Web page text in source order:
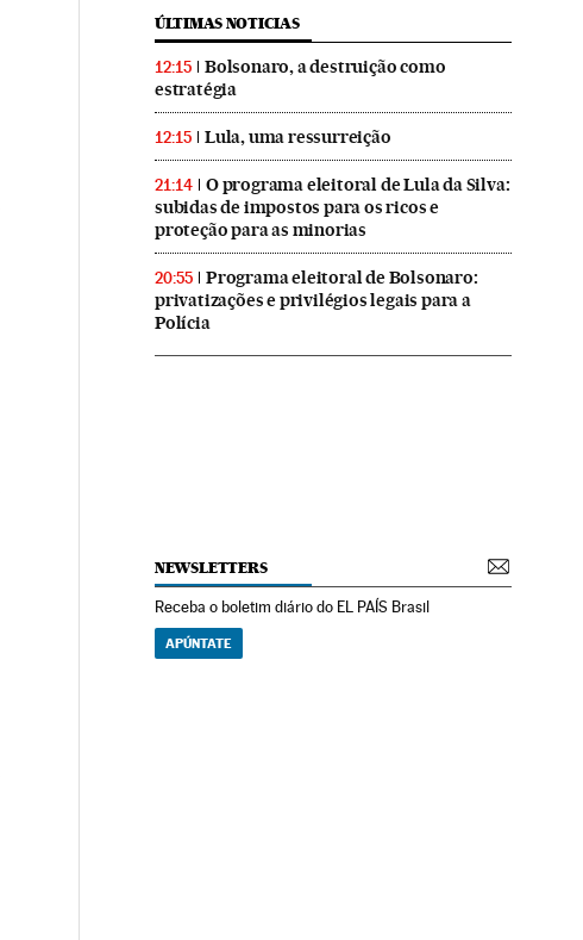
ÚLTIMAS NOTICIAS
12:15
Bolsonaro, a destruição como
estratégia
12:15 Lula, uma ressurreição
21:14
O programa eleitoral de Lula da Silva:
subidas de impostos para os ricos e
proteção para as minorias
20:55
Programa eleitoral de Bolsonaro:
privatizações e privilégios legais para a
Polícia
NEWSLETTERS
Receba o boletim diário do EL PAÍS Brasil
APÚNTATE